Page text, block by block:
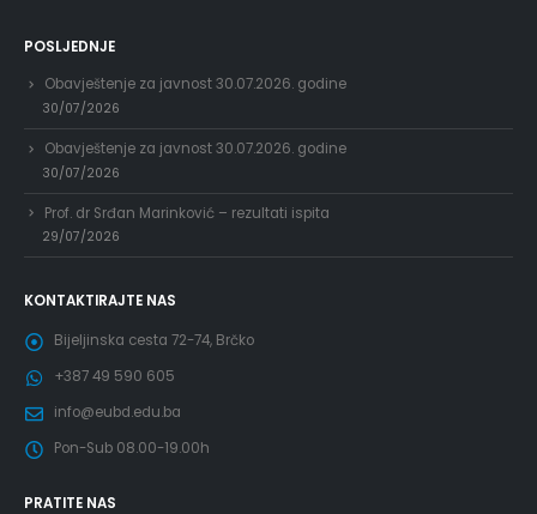
POSLJEDNJE
Obavještenje za javnost 30.07.2026. godine
30/07/2026
Obavještenje za javnost 30.07.2026. godine
30/07/2026
Prof. dr Srđan Marinković – rezultati ispita
29/07/2026
KONTAKTIRAJTE NAS
Bijeljinska cesta 72-74, Brčko
+387 49 590 605
info@eubd.edu.ba
Pon-Sub 08.00-19.00h
PRATITE NAS